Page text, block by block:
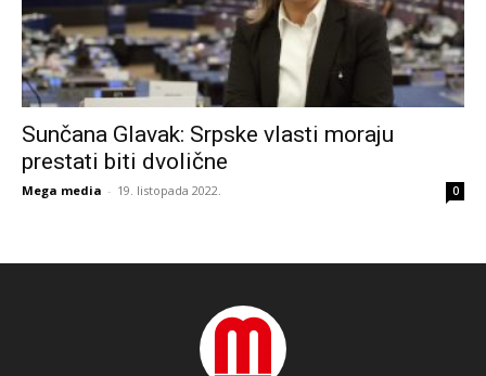
Sunčana Glavak: Srpske vlasti moraju
prestati biti dvolične
Mega media - 19. listopada 2022. 0